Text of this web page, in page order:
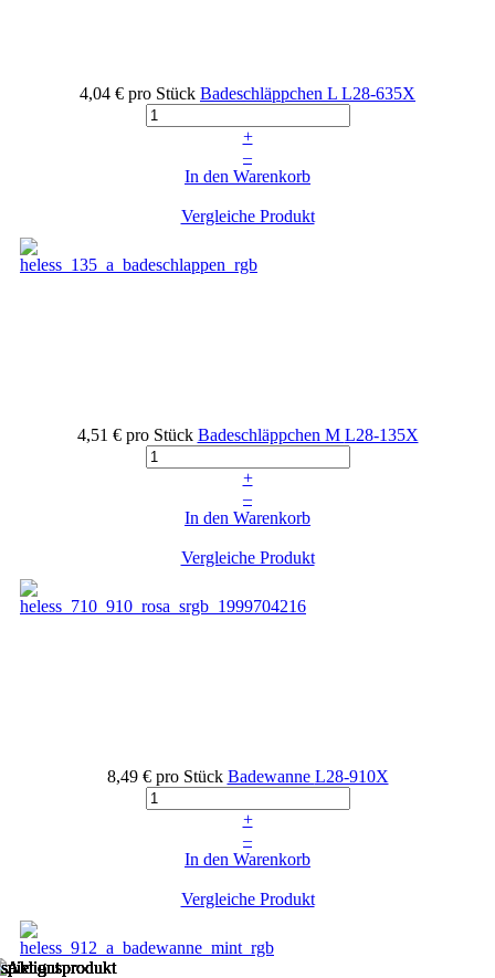
4,04 € pro Stück Badeschläppchen L L28-635X
+
–
In den Warenkorb
Vergleiche Produkt
4,51 € pro Stück Badeschläppchen M L28-135X
+
–
In den Warenkorb
Vergleiche Produkt
8,49 € pro Stück Badewanne L28-910X
+
–
In den Warenkorb
Vergleiche Produkt